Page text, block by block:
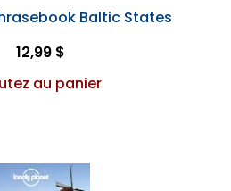
Baltic States
12,99 $
au panier